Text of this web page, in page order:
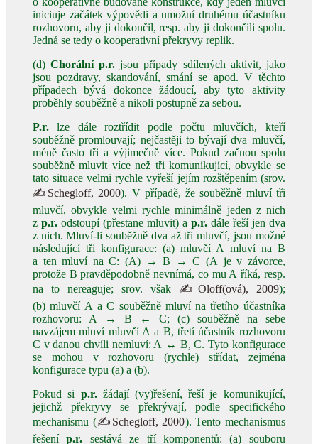
iniciuje začátek výpovědi a umožní druhému účastníku
rozhovoru, aby ji dokončil, resp. aby ji dokončili spolu.
Jedná se tedy o kooperativní překryvy replik.
(d)Chorální p.r. jsou případy sdílených aktivit, jako
jsou pozdravy, skandování, smání se apod. V těchto
případech bývá dokonce žádoucí, aby tyto aktivity
proběhly souběžně a nikoli postupně za sebou.
P.r. lze dále roztřídit podle počtu mluvčích, kteří
souběžně promlouvají; nejčastěji to bývají dva mluvčí,
méně často tři a výjimečně více. Pokud začnou spolu
souběžně mluvit více než tři komunikující, obvykle se
tato situace velmi rychle vyřeší jejím rozštěpením (srov.
✍Schegloff, 2000). V případě, že souběžně mluví tři
mluvčí, obvykle velmi rychle minimálně jeden z nich
z p.r.odstoupí (přestane mluvit) a p.r.dále řeší jen dva
z nich. Mluví-li souběžně dva až tři mluvčí, jsou možné
následující tři konfigurace: (a) mluvčí A mluví na B
a ten mluví na C: (A) → B → C (A je v závorce,
protože B pravděpodobně nevnímá, co mu A říká, resp.
na to nereaguje; srov. však ✍Oloff(ová), 2009);
(b) mluvčí A a C souběžně mluví na třetího účastníka
rozhovoru: A → B ← C; (c) souběžně na sebe
navzájem mluví mluvčí A a B, třetí účastník rozhovoru
C v danou chvíli nemluví: A ↔ B, C. Tyto konfigurace
se mohou v rozhovoru (rychle) střídat, zejména
konfigurace typu (a) a (b).
Pokud si p.r.žádají (vy)řešení, řeší je komunikující,
jejichž překryvy se překrývají, podle specifického
mechanismu (✍Schegloff, 2000). Tento mechanismus
řešeníp.r. sestává ze tří komponentů: (a) souboru